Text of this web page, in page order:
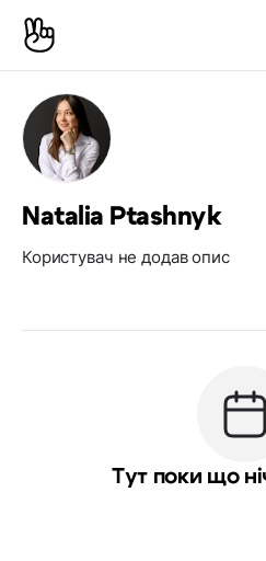
Natalia Ptashnyk
Користувач не додав опис
Тут поки що